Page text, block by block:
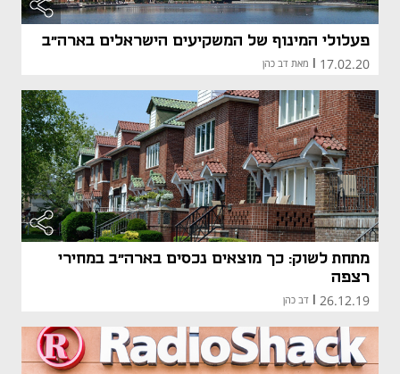
פעלולי המינוף של המשקיעים הישראלים בארה"ב
17.02.20 מאת דב כהן
מתחת לשוק: כך מוצאים נכסים בארה"ב במחירי
רצפה
26.12.19 דב כהן